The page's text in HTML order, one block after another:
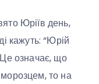
Юріїв день,
кажуть: “Юрій
означає, що
то на